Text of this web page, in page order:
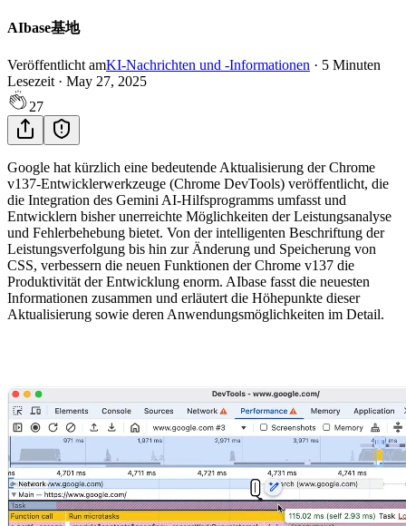
AIbase基地
Veröffentlicht amKI-Nachrichten und -Informationen · 5 Minuten
Lesezeit · May 27, 2025
27
Google hat kürzlich eine bedeutende Aktualisierung der Chrome
v137-Entwicklerwerkzeuge (Chrome DevTools) veröffentlicht, die
die Integration des Gemini AI-Hilfsprogramms umfasst und
Entwicklern bisher unerreichte Möglichkeiten der Leistungsanalyse
und Fehlerbehebung bietet. Von der intelligenten Beschriftung der
Leistungsverfolgung bis hin zur Änderung und Speicherung von
CSS, verbessern die neuen Funktionen der Chrome v137 die
Produktivität der Entwicklung enorm. AIbase fasst die neuesten
Informationen zusammen und erläutert die Höhepunkte dieser
Aktualisierung sowie deren Anwendungsmöglichkeiten im Detail.